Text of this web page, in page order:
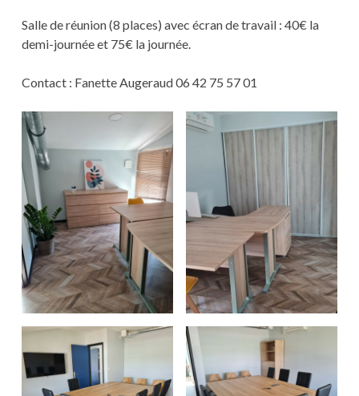
Salle de réunion (8 places) avec écran de travail : 40€ la
demi-journée et 75€ la journée.
Contact : Fanette Augeraud 06 42 75 57 01